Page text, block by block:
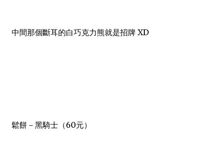
中間那個斷耳的白巧克力熊就是招牌 XD
鬆餅－黑騎士（60元）